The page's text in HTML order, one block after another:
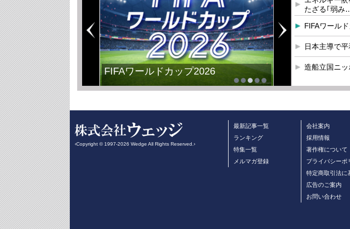
FIFAワールドカップ2026
たざる｢弱み
FIFAワール
日本主導で
造船立国ニ
‹Copyright © 1997-2026 Wedge All Rights Reserved.›
最新記事一覧
ランキング
特集一覧
メルマガ登録
会社案内
採用情報
著作権について
プライバシーポ
特定商取引法に
広告のご案内
お問い合わせ